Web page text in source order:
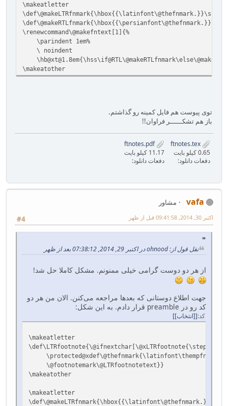
\makeatletter
\renewcommand\@makefntext[1]{%
\parindent 1em%
\ noindent
\makeatother
توی پیوست هم فایل کمینه رو گذاشتم.
باز هم تشکــــــر فراوان!!
0.65 کیلو بایت
دفعات دانلود:
ftnotes.pdf
11.17 کیلو بایت
دفعات دانلود:
vafa
مشاور
#4
اکتبر 30, 2014, 09:41:58 قبل از ظهر
نقل قول از: ohnood در اکتبر 29, 2014, 07:38:12 بعد از ظهر
از هر دو دوست گرامی خیلی ممنونم. مشکل کاملا حل شد!
جهت اطلاع دوستانی که بعدها مراجعه می‌کنن. الان من هر دو
کد رو در preamble قرار دادم. به این شکل:
کد [انتخاب]
\makeatletter
\protected@xdef\@thefnmark{\latinfont\thempfn}%
\@footnotemark\@LTRfootnotetext}}
\makeatother
\makeatletter